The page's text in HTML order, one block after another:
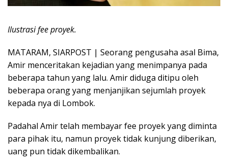
Ilustrasi fee proyek.
MATARAM, SIARPOST | Seorang pengusaha asal Bima,
Amir menceritakan kejadian yang menimpanya pada
beberapa tahun yang lalu. Amir diduga ditipu oleh
beberapa orang yang menjanjikan sejumlah proyek
kepada nya di Lombok.
Padahal Amir telah membayar fee proyek yang diminta
para pihak itu, namun proyek tidak kunjung diberikan,
uang pun tidak dikembalikan.